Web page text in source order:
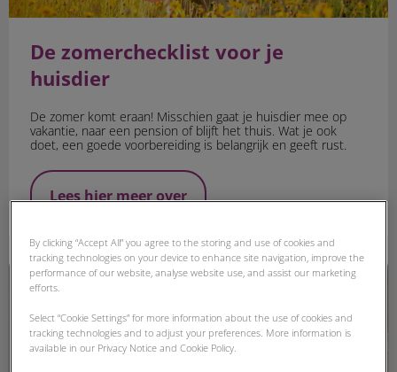
De zomerchecklist voor je
huisdier
De zomer komt eraan! Misschien gaat je huisdier mee op
vakantie, naar een pension of blijft het thuis. Wat je ook
doet, een goede voorbereiding is belangrijk en geeft rust.
Lees hier meer over
Verzekering
By clicking “Accept All” you agree to the storing and use of cookies and
tracking technologies on your device to enhance site navigation, improve the
performance of our website, analyse website use, and assist our marketing
efforts.
Select “Cookie Settings” for more information about the use of cookies and
tracking technologies and to adjust your preferences. More information is
available in our Privacy Notice and Cookie Policy.